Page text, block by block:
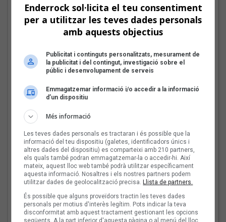
Mark Boske: «No
m’agrada etiquetar-me
de cantautor»
futbol català: Miquel
Abras, Mazoni, Sanjosex
i The Gruixut’s
El Sona9 d'estiu d'iCat
descobreix els
concursants balears i
Enderrock sol·licita el teu consentiment
per a utilitzar les teves dades personals
amb aquests objectius
Publicitat i continguts personalitzats, mesurament de
la publicitat i del contingut, investigació sobre el
públic i desenvolupament de serveis
Emmagatzemar informació i/o accedir a la informació
d’un dispositiu
Més informació
Les teves dades personals es tractaran i és possible que la
informació del teu dispositiu (galetes, identificadors únics i
altres dades del dispositiu) es comparteixi amb 210 partners,
els quals també podran emmagatzemar-la o accedir-hi. Així
mateix, aquest lloc web també podrà utilitzar específicament
aquesta informació. Nosaltres i els nostres partners podem
utilitzar dades de geolocalització precisa. Llista de partners.
És possible que alguns proveïdors tractin les teves dades
personals per motius d'interès legítim. Pots indicar la teva
disconformitat amb aquest tractament gestionant les opcions
següents. A la part inferior d'aquesta pàgina o al menú del lloc